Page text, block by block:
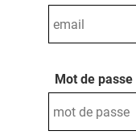
Mot de passe